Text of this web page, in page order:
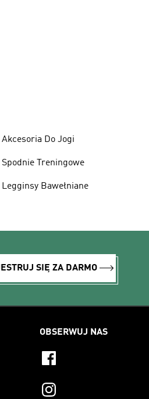
Akcesoria Do Jogi
Spodnie Treningowe
Legginsy Bawełniane
SIĘ ZA DARMO
OBSERWUJ NAS